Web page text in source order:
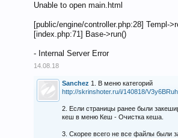
Unable to open main.html
[public/engine/controller.php:28] Templ-
[index.php:71] Base->run()
- Internal Server Error
14.08.18
Sanchez 1. В меню категорий
http://skrinshoter.ru/i/140818/
2. Если страницы ранее были
кеш в меню Кеш - Очистка кеша.
3. Скорее всего не все файлы были